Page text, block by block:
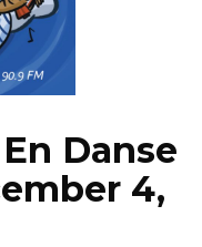
Danse
4,